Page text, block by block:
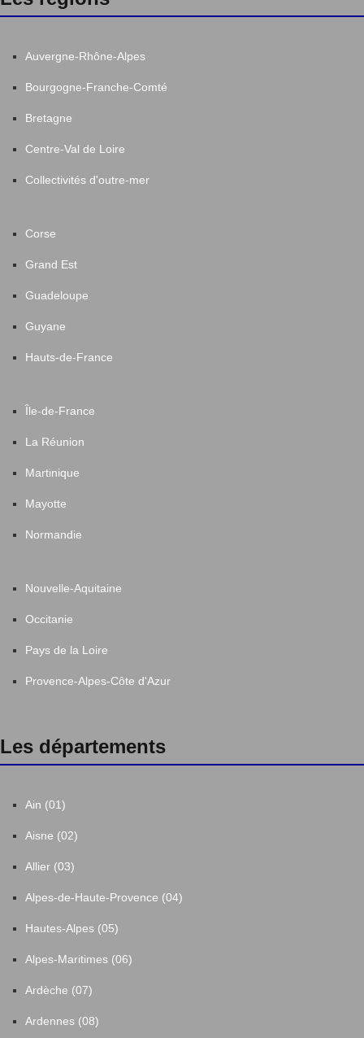
Auvergne-Rhône-Alpes
Bourgogne-Franche-Comté
Bretagne
Centre-Val de Loire
Collectivités d'outre-mer
Corse
Grand Est
Guadeloupe
Guyane
Hauts-de-France
Île-de-France
La Réunion
Martinique
Mayotte
Normandie
Nouvelle-Aquitaine
Occitanie
Pays de la Loire
Provence-Alpes-Côte d'Azur
Les départements
Ain (01)
Aisne (02)
Allier (03)
Alpes-de-Haute-Provence (04)
Hautes-Alpes (05)
Alpes-Maritimes (06)
Ardèche (07)
Ardennes (08)